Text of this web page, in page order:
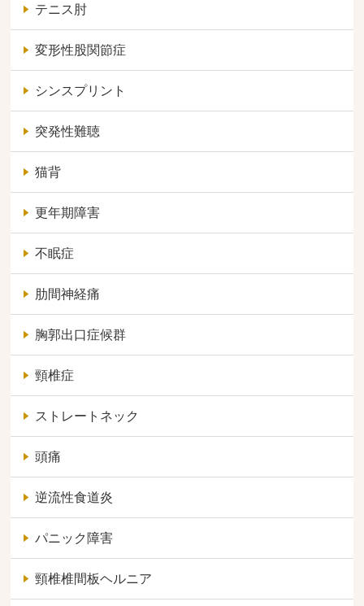
テニス肘
変形性股関節症
シンスプリント
突発性難聴
猫背
更年期障害
不眠症
肋間神経痛
胸郭出口症候群
頸椎症
ストレートネック
頭痛
逆流性食道炎
パニック障害
頸椎椎間板ヘルニア